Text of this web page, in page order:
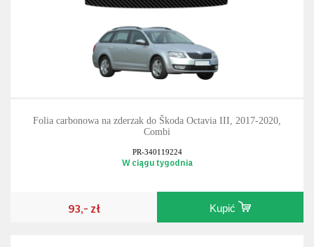
Folia carbonowa na zderzak do Škoda Octavia III, 2017-2020,
Combi
PR-340119224
W ciągu tygodnia
93,- zł Kupić